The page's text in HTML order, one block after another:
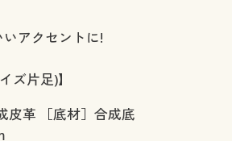
アクセントに!
ズ片足)】
革 ［底材］合成底